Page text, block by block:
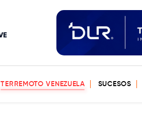
TERREMOTO VENEZUELA SUCESOS